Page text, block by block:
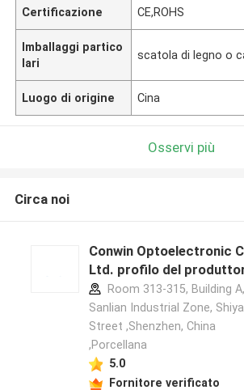
Certificazione CE,ROHS
Imballaggi partico
lari
scatola di legno o
Luogo di origine Cina
Osservi più
Circa noi
Conwin Optoelectronic
Ltd. profilo del
Room 313-315, Building A,
Sanlian Industrial Zone,
Street ,Shenzhen, China
,Porcellana
5.0
Fornitore verificato